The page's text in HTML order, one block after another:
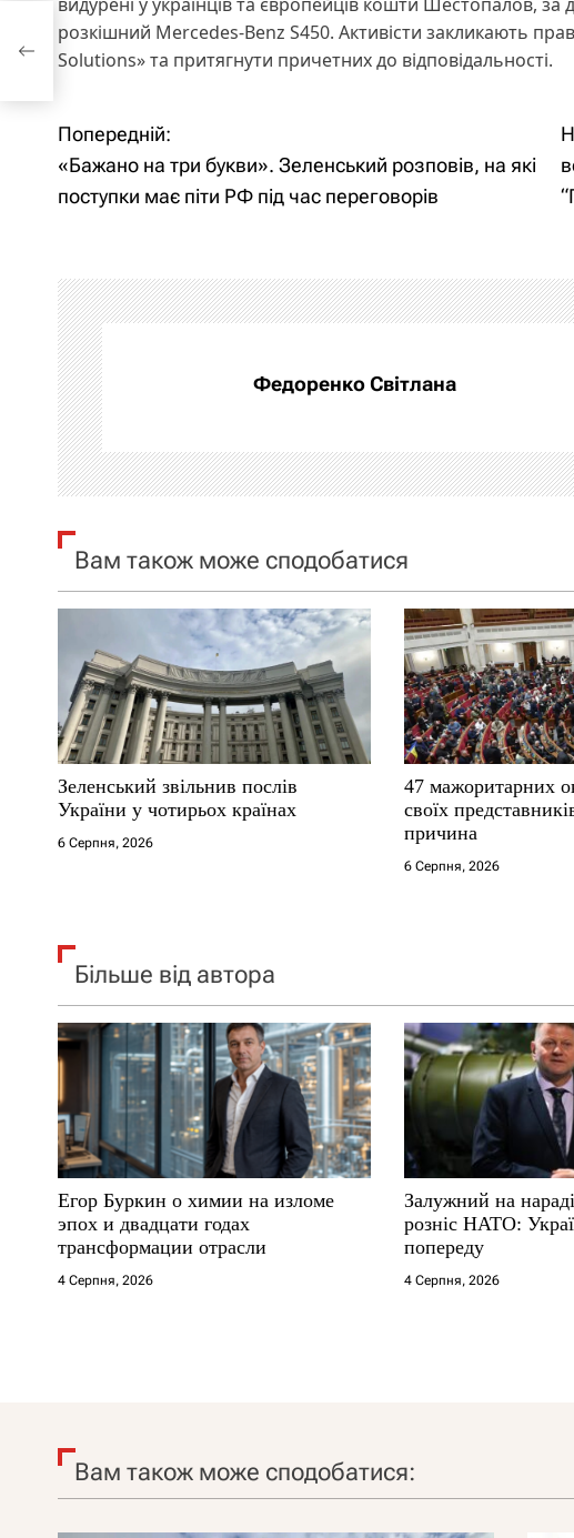
розкішний Mercedes-Benz S450. Активісти закликають
Solutions» та притягнути причетних до відповідальності.
Н
а
і
г
а
ц
і
я
а
и
с
і
в
Попередній:
«Бажано на три букви». Зеленський розповів, на які
поступки має піти РФ під час переговорів
Федоренко Світлана
Вам також може сподобатися
Зеленський звільнив послів
України у чотирьох країнах
6 Серпня, 2026
47 мажоритарних
своїх
причина
6 Серпня, 2026
Більше від автора
Егор Буркин о химии на изломе
эпох и двадцати годах
трансформации отрасли
4 Серпня, 2026
Залужний на
розніс НАТО:
попереду
4 Серпня, 2026
Вам також може сподобатися: